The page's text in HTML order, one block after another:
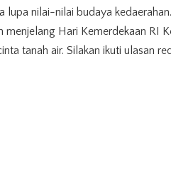
lupa nilai-nilai budaya
menjelang Hari Kemerdekaan RI
tanah air. Silakan ikuti ulasan